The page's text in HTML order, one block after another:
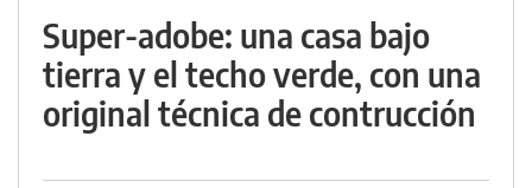
Super-adobe: una casa bajo
tierra y el techo verde, con una
original técnica de contrucción